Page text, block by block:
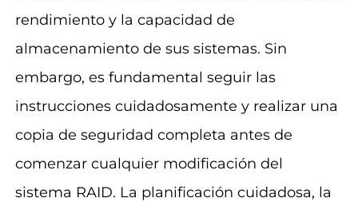
rendimiento y la capacidad de
almacenamiento de sus sistemas. Sin
embargo, es fundamental seguir las
instrucciones cuidadosamente y realizar una
copia de seguridad completa antes de
comenzar cualquier modificación del
sistema RAID. La planificación cuidadosa, la